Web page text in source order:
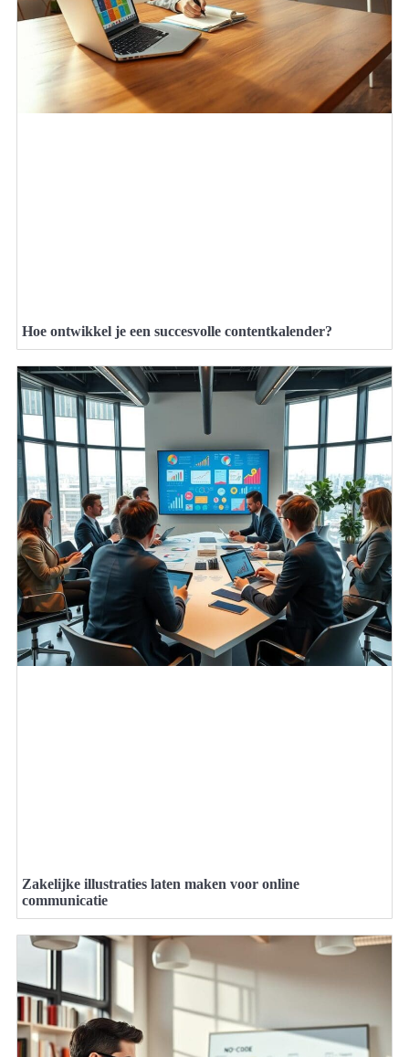
Hoe ontwikkel je een succesvolle contentkalender?
Zakelijke illustraties laten maken voor online
communicatie